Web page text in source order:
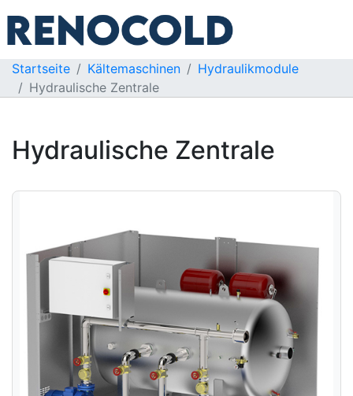
Startseite Kältemaschinen
Hydraulikmodule
Hydraulische Zentrale
Hydraulische Zentrale